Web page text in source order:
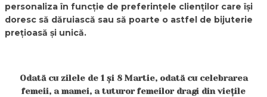
personaliza în funcție de preferințele clienților care își
doresc să dăruiască sau să poarte o astfel de bijuterie
prețioasă și unică.
Odată cu zilele de 1 și 8 Martie, odată cu celebrarea
femeii, a mamei, a tuturor femeilor dragi din viețile